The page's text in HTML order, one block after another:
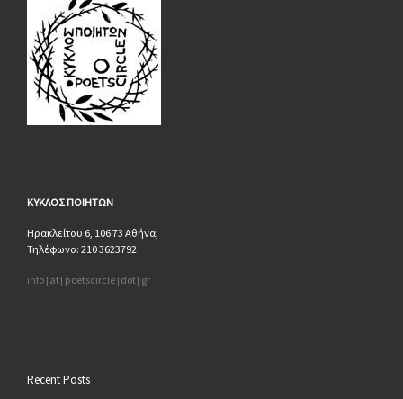
ΚΥΚΛΟΣ ΠΟΙΗΤΩΝ
Ηρακλείτου 6, 106 73 Αθήνα,
Τηλέφωνο: 210 3623792
info [at] poetscircle [dot] gr
Recent Posts